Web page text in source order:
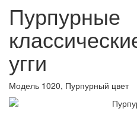
Пурпурные
угги
Модель 1020, Пурпурный цвет